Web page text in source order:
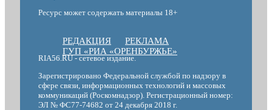
Ресурс может содержать материалы 18+
РЕДАКЦИЯ
РЕКЛАМА
ГУП «РИА «ОРЕНБУРЖЬЕ»
RIA56.RU - сетевое издание.
Зарегистрировано Федеральной службой по надзору в
сфере связи, информационных технологий и массовых
коммуникаций (Роскомнадзор). Регистрационный номер:
ЭЛ № ФС77-74682 от 24 декабря 2018 г.